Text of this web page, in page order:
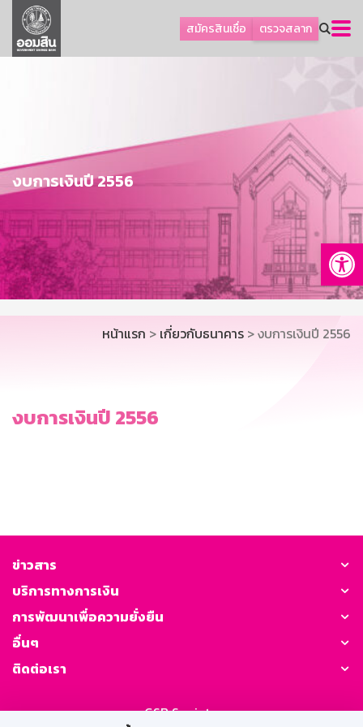
สมัครสินเชื่อ ตรวจสลาก
ลูกค้าธุรกิจ
ลูกค้าผู้ประกอบรายย่อย
การพัฒนาที่ยั่งยืน
ข่าวสาร
บริการทางการเงิน
อื่นๆ
ติดต่อเรา
บริการออนไลน์
TH
EN
งบการเงินปี 2556
หน้าแรก > เกี่ยวกับธนาคาร > งบการเงินปี 2556
งบการเงินปี 2556
ข่าวสาร
บริการทางการเงิน
การพัฒนาเพื่อความยั่งยืน
อื่นๆ
ติดต่อเรา
GSB Society: